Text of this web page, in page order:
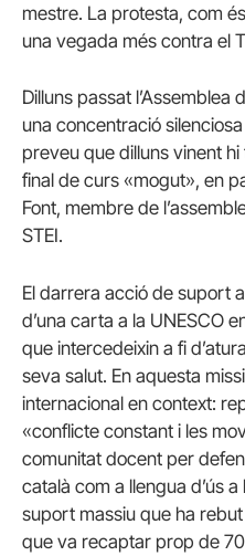
mestre. La protesta, com
una vegada més contra el
Dilluns passat
una concentració
preveu que dilluns vinent hi
final de curs «mogut», en
Font, membre de
STEI.
El darrera acció de suport
d’una carta a la UNESCO
que intercedeixin a fi
seva salut. En aquesta
internacional en context:
«conflicte constant i les
comunitat docent per
català com a llengua d’ús
suport massiu que ha rebut
que va recaptar prop de